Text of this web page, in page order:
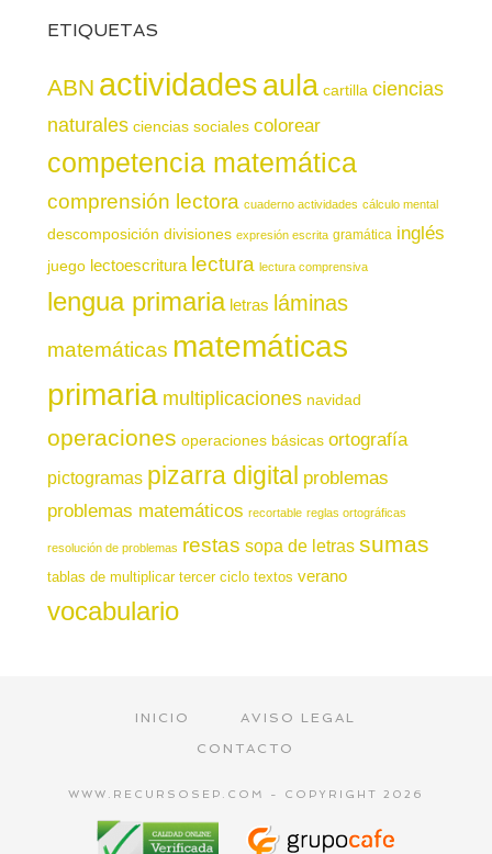
ETIQUETAS
ABN actividadesaula cartilla ciencias
naturales ciencias sociales colorear
competencia matemática
comprensión lectora cuaderno actividades cálculo mental
descomposición divisiones expresión escrita gramática inglés
juego lectoescritura lectura lectura comprensiva
lengua primaria letras láminas
matemáticas matemáticas
primaria multiplicaciones navidad
operaciones operaciones básicas ortografía
pictogramas pizarra digital problemas
problemas matemáticos recortable reglas ortográficas
resolución de problemas restas sopa de letras sumas
tablas de multiplicar tercer ciclo textos verano
vocabulario
INICIO
AVISO LEGAL
CONTACTO
WWW.RECURSOSEP.COM - COPYRIGHT 2026